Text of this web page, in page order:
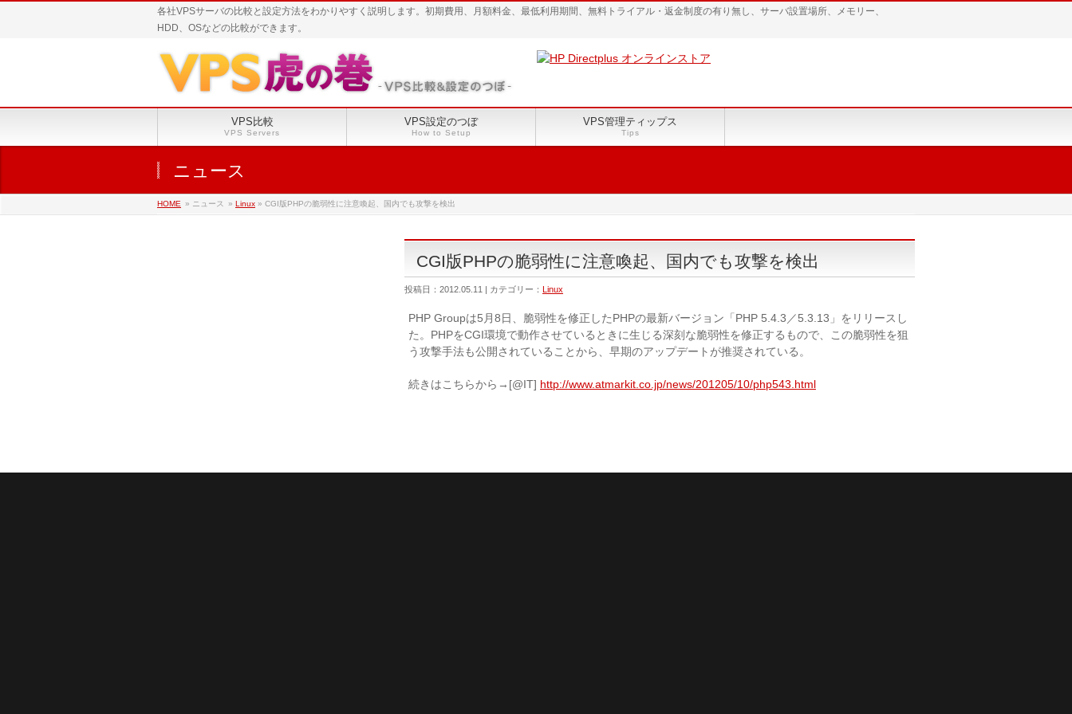
各社VPSサーバの比較と設定方法をわかりやすく説明します。初期費用、月額料金、最低利用期間、無料トライアル・返金制度の有り無し、サーバ設置場所、メモリー、
HDD、OSなどの比較ができます。
VPS比較
VPS Servers
VPS設定のつぼ
How to Setup
VPS管理ティップス
Tips
ニュース
HOME » ニュース » Linux » CGI版PHPの脆弱性に注意喚起、国内でも攻撃を検出
CGI版PHPの脆弱性に注意喚起、国内でも攻撃を検出
投稿日：2012.05.11 | カテゴリー： Linux
PHP Groupは5月8日、脆弱性を修正したPHPの最新バージョン「PHP 5.4.3／5.3.13」をリリースし
た。PHPをCGI環境で動作させているときに生じる深刻な脆弱性を修正するもので、この脆弱性を狙
う攻撃手法も公開されていることから、早期のアップデートが推奨されている。
続きはこちらから→[@IT] http://www.atmarkit.co.jp/news/201205/10/php543.html